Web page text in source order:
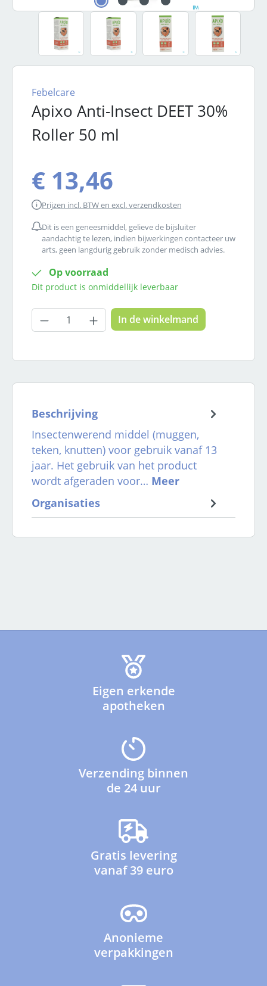
Apixo Anti-Insect DEET 30%
Roller 50 ml
Febelcare
€ 13,46
Prijzen incl. BTW en excl. verzendkosten
Dit is een geneesmiddel, gelieve de bijsluiter
aandachtig te lezen, indien bijwerkingen contacteer uw
arts, geen langdurig gebruik zonder medisch advies.
Op voorraad
Dit product is onmiddellijk leverbaar
Producthoeveelheid: Voer de
In de winkelmand
Beschrijving
Insectenwerend middel (muggen,
teken, knutten) voor gebruik vanaf 13
jaar. Het gebruik van het product
wordt afgeraden voor… Meer
Organisaties
Eigen erkende
apotheken
Verzending binnen
de 24 uur
Gratis levering
vanaf 39 euro
Anonieme
verpakkingen